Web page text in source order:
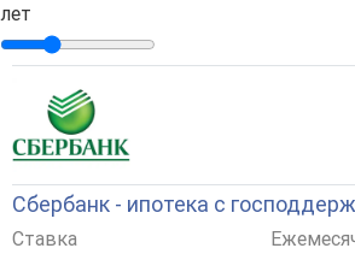
лет
Сбербанк - ипотека с
Ставка